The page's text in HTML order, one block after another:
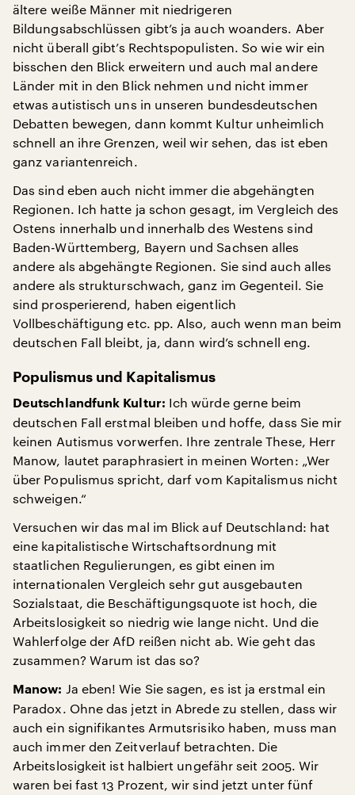
ältere weiße Männer mit niedrigeren
Bildungsabschlüssen gibt’s ja auch woanders. Aber
nicht überall gibt’s Rechtspopulisten. So wie wir ein
bisschen den Blick erweitern und auch mal andere
Länder mit in den Blick nehmen und nicht immer
etwas autistisch uns in unseren bundesdeutschen
Debatten bewegen, dann kommt Kultur unheimlich
schnell an ihre Grenzen, weil wir sehen, das ist eben
ganz variantenreich.
Das sind eben auch nicht immer die abgehängten
Regionen. Ich hatte ja schon gesagt, im Vergleich des
Ostens innerhalb und innerhalb des Westens sind
Baden-Württemberg, Bayern und Sachsen alles
andere als abgehängte Regionen. Sie sind auch alles
andere als strukturschwach, ganz im Gegenteil. Sie
sind prosperierend, haben eigentlich
Vollbeschäftigung etc. pp. Also, auch wenn man beim
deutschen Fall bleibt, ja, dann wird’s schnell eng.
Populismus und Kapitalismus
Deutschlandfunk Kultur: Ich würde gerne beim
deutschen Fall erstmal bleiben und hoffe, dass Sie mir
keinen Autismus vorwerfen. Ihre zentrale These, Herr
Manow, lautet paraphrasiert in meinen Worten: „Wer
über Populismus spricht, darf vom Kapitalismus nicht
schweigen.“
Versuchen wir das mal im Blick auf Deutschland: hat
eine kapitalistische Wirtschaftsordnung mit
staatlichen Regulierungen, es gibt einen im
internationalen Vergleich sehr gut ausgebauten
Sozialstaat, die Beschäftigungsquote ist hoch, die
Arbeitslosigkeit so niedrig wie lange nicht. Und die
Wahlerfolge der AfD reißen nicht ab. Wie geht das
zusammen? Warum ist das so?
Manow: Ja eben! Wie Sie sagen, es ist ja erstmal ein
Paradox. Ohne das jetzt in Abrede zu stellen, dass wir
auch ein signifikantes Armutsrisiko haben, muss man
auch immer den Zeitverlauf betrachten. Die
Arbeitslosigkeit ist halbiert ungefähr seit 2005. Wir
waren bei fast 13 Prozent, wir sind jetzt unter fünf